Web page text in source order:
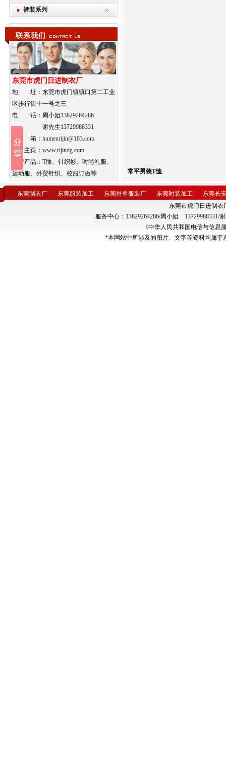
裤装系列
联系我们
东莞市虎门日进制衣厂
地 址：东莞市虎门镇镇口第二工业
区步行街十一号之三
电 话：周小姐13829264286
谢先生13729988331
邮 箱： humenrijin@163.com
公司主页： www.rijindg.com
主营产品：T恤、针织衫、时尚礼服、
运动服、外贸针织、校服订做等
常平男装T恤
东莞制衣厂 东莞服装加工 东莞外单服装厂 东莞时装加工
东莞长
东莞市虎门日进制衣
服务中心：13829264286/周小姐 13729988331/
《中华人民共和国电信与信息
*本网站中所涉及的图片、文字等资料均属